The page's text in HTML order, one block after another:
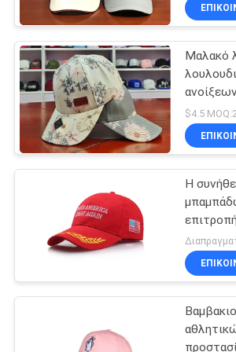
ΈΛΕΓΧΟΣ
ΜΑΣ
ΕΛΆΤΕ
ΣΕ
ΕΠΑΦΉ
ΜΕ
ΕΙΔΉΣΕΙΣ
Μαλακό
μπάλωμα
$4.5
Η
Τραμπ
το